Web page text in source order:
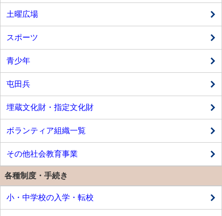
土曜広場
スポーツ
青少年
屯田兵
埋蔵文化財・指定文化財
ボランティア組織一覧
その他社会教育事業
各種制度・手続き
小・中学校の入学・転校